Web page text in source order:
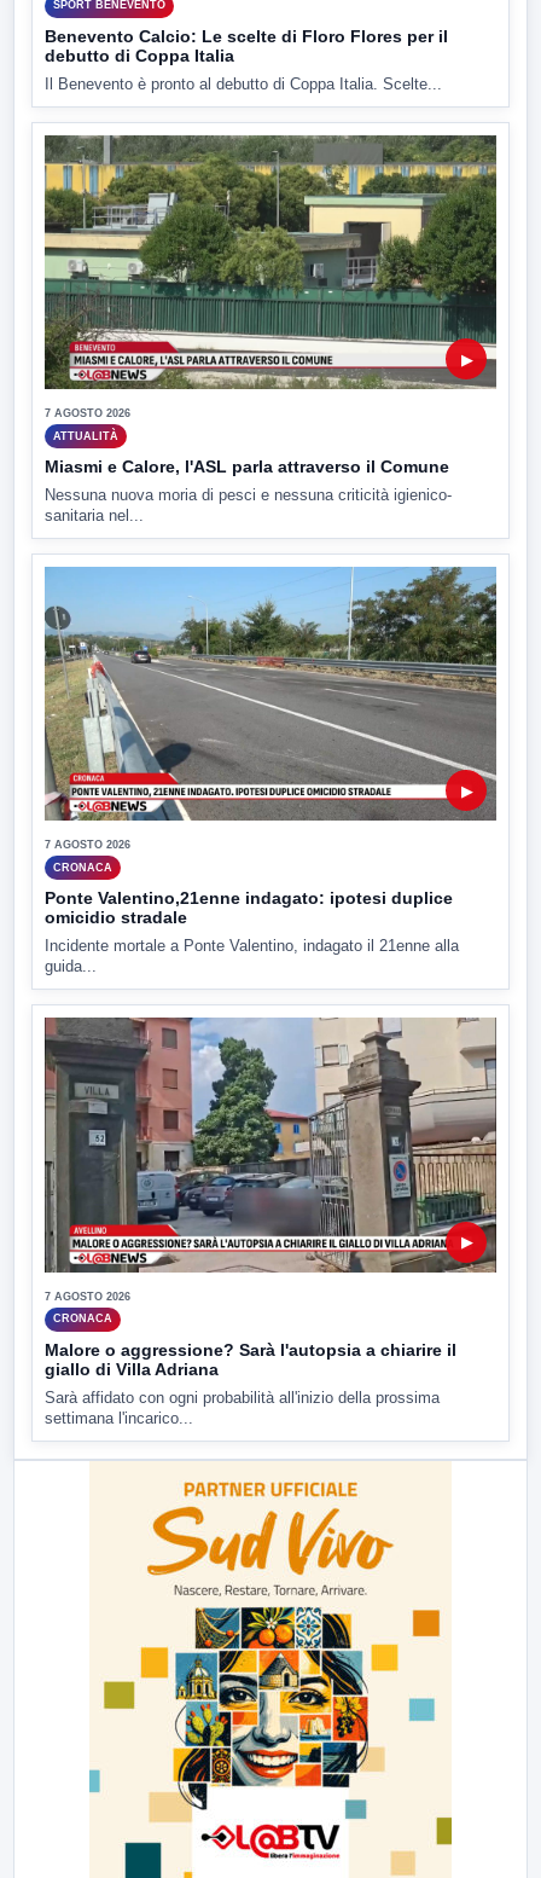
SPORT BENEVENTO
Benevento Calcio: Le scelte di Floro Flores per il
debutto di Coppa Italia
Il Benevento è pronto al debutto di Coppa Italia. Scelte...
▶
7 AGOSTO 2026
ATTUALITÀ
Miasmi e Calore, l'ASL parla attraverso il Comune
Nessuna nuova moria di pesci e nessuna criticità igienico-
sanitaria nel...
▶
7 AGOSTO 2026
CRONACA
Ponte Valentino,21enne indagato: ipotesi duplice
omicidio stradale
Incidente mortale a Ponte Valentino, indagato il 21enne alla
guida...
▶
7 AGOSTO 2026
CRONACA
Malore o aggressione? Sarà l'autopsia a chiarire il
giallo di Villa Adriana
Sarà affidato con ogni probabilità all'inizio della prossima
settimana l'incarico...